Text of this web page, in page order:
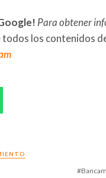
Para obtener
los contenidos